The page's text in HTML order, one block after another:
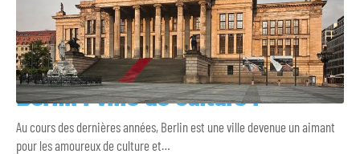
Berlin : ville de culture !
Au cours des dernières années, Berlin est une ville devenue un aimant
pour les amoureux de culture et…